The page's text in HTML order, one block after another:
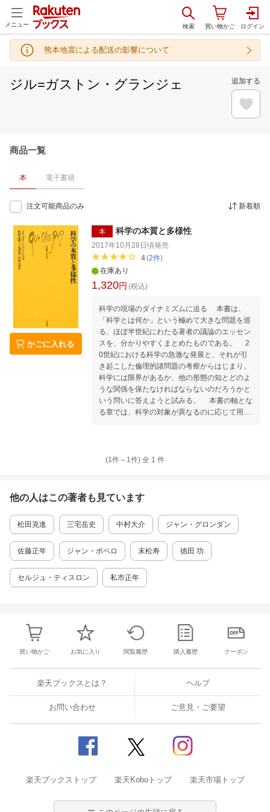
メニュー
熊本地震による配送の影響について
ジル=ガストン・グランジェ 追加する
商品一覧
本 電子書籍
注文可能商品のみ 新着順
かごに入れる
本 科学の本質と多様性
2017年10月28日頃発売
4(2件)
在庫あり
1,320円 (税込)
科学の現場のダイナミズムに迫る 本書は、
「科学とは何か」という極めて大きな問題を巡
る、ほぼ半世紀にわたる著者の議論のエッセン
スを、分かりやすくまとめたものである。 2
0世紀における科学の急激な発展と、それが引
き起こした倫理的諸問題の考察からはじまり、
科学には限界があるか、他の形態の知とどのよ
うな関係を保たなければならないのだろうかと
いう問いに答えようと試みる。 本書の軸とな
る章では、科学の対象が異なるのに応じて用い
るのか、そして、数理科学と経験科学という科
(1件～ 1件) 全 1 件
他の人はこの著者も見ています
松田克進 三宅岳史 中村大介 ジャン・グロンダン
佐藤正年 ジャン・ボベロ 末松寿 徳田 功
セルジュ・ティスロン 私市正年
買い物かご お気に入り 閲覧履歴 購入履歴 クーポン
楽天ブックスとは？ ヘルプ
お問い合わせ ご意見・ご要望
楽天ブックストップ 楽天Koboトップ 楽天市場トップ